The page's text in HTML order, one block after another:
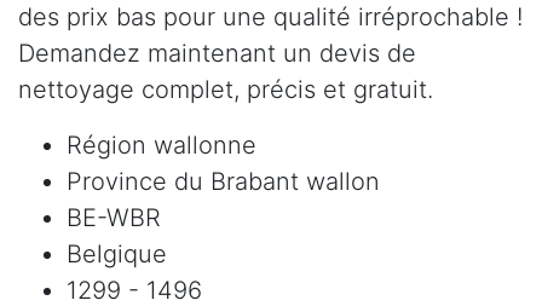
des prix bas pour une qualité irréprochable !
Demandez maintenant un devis de
nettoyage complet, précis et gratuit.
Région wallonne
Province du Brabant wallon
BE-WBR
Belgique
1299 - 1496